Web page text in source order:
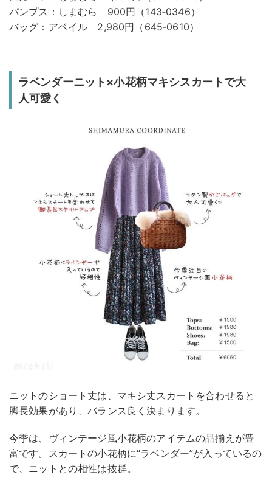
パンプス：しまむら 900円（143‐0346）
バッグ：アベイル 2,980円（645‐0610）
ラベンダーニット×小花柄マキシスカートで大
人可愛く
ニットのショート丈は、マキシ丈スカートを合わせると
脚長効果があり、バランス良く決まります。
今季は、ヴィンテージ風小花柄のアイテムの品揃えが豊
富です。スカートの小花柄に“ラベンダー”が入っているの
で、ニットとの相性は抜群。